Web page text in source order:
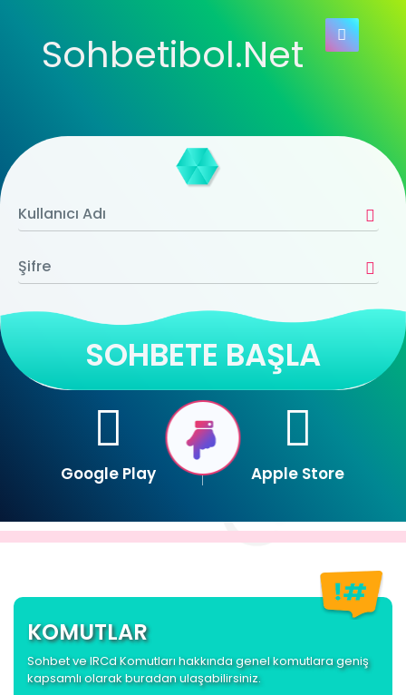
Sohbetibol.Net
SOHBETE BAŞLA
Google Play Apple Store
KOMUTLAR
Sohbet ve IRCd Komutları hakkında genel komutlara geniş
kapsamlı olarak buradan ulaşabilirsiniz.